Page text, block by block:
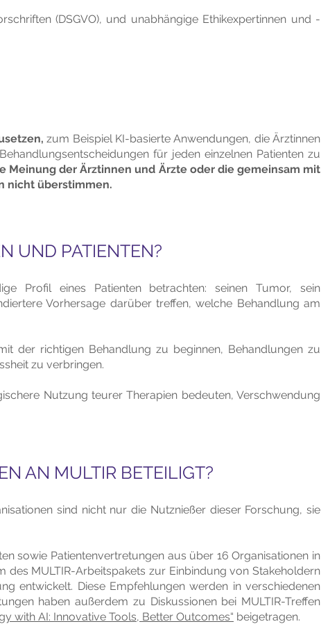
(DSGVO), und unabhängige Ethikexpertinnen und -
zum Beispiel KI-basierte Anwendungen, die Ärztinnen
für jeden einzelnen Patienten zu
Meinung der Ärztinnen und Ärzte oder die gemeinsam mit
nicht überstimmen.
UND PATIENTEN?
Profil eines Patienten betrachten: seinen Tumor, sein
Vorhersage darüber treffen, welche Behandlung am
der richtigen Behandlung zu beginnen, Behandlungen zu
zu verbringen.
Nutzung teurer Therapien bedeuten, Verschwendung
AN MULTIR BETEILIGT?
sind nicht nur die Nutznießer dieser Forschung, sie
sowie Patientenvertretungen aus über 16 Organisationen in
MULTIR-Arbeitspakets zur Einbindung von Stakeholdern
entwickelt. Diese Empfehlungen werden in verschiedenen
haben außerdem zu Diskussionen bei MULTIR-Treffen
with AI: Innovative Tools, Better Outcomes“ beigetragen.